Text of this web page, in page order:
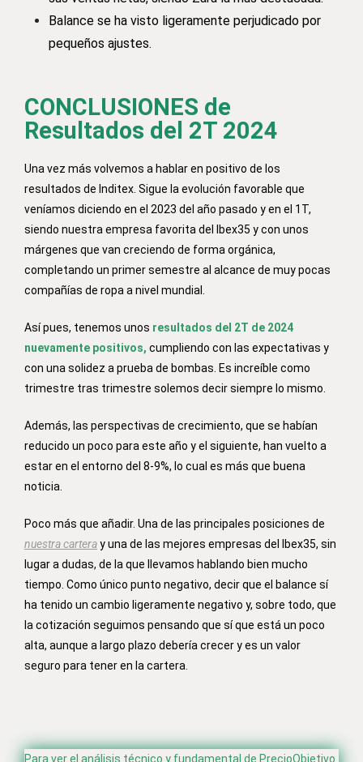
Balance se ha visto ligeramente perjudicado por
pequeños ajustes.
CONCLUSIONES de
Resultados del 2T 2024
Una vez más volvemos a hablar en positivo de los
resultados de Inditex. Sigue la evolución favorable que
veníamos diciendo en el 2023 del año pasado y en el 1T,
siendo nuestra empresa favorita del Ibex35 y con unos
márgenes que van creciendo de forma orgánica,
completando un primer semestre al alcance de muy pocas
compañías de ropa a nivel mundial.
Así pues, tenemos unos resultados del 2T de 2024
nuevamente positivos, cumpliendo con las expectativas y
con una solidez a prueba de bombas. Es increíble como
trimestre tras trimestre solemos decir siempre lo mismo.
Además, las perspectivas de crecimiento, que se habían
reducido un poco para este año y el siguiente, han vuelto a
estar en el entorno del 8-9%, lo cual es más que buena
noticia.
Poco más que añadir. Una de las principales posiciones de
nuestra carteray una de las mejores empresas del Ibex35, sin
lugar a dudas, de la que llevamos hablando bien mucho
tiempo. Como único punto negativo, decir que el balance sí
ha tenido un cambio ligeramente negativo y, sobre todo, que
la cotización seguimos pensando que sí que está un poco
alta, aunque a largo plazo debería crecer y es un valor
seguro para tener en la cartera.
Para ver el análisis técnico y fundamental de PrecioObjetivo